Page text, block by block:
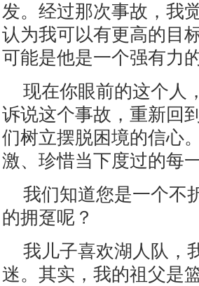
发。经过那次事故，我
认为我可以有更高的目
可能是他是一个强有力
现在你眼前的这个人
诉说这个事故，重新回
们树立摆脱困境的信心
激、珍惜当下度过的每一
我们知道您是一个不
的拥趸呢？
我儿子喜欢湖人队，
迷。其实，我的祖父是